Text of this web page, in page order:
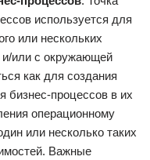
используется для
или нескольких
и/или с окружающей
как для создания
бизнес-процессов в их
операционному
или несколько таких
Важные